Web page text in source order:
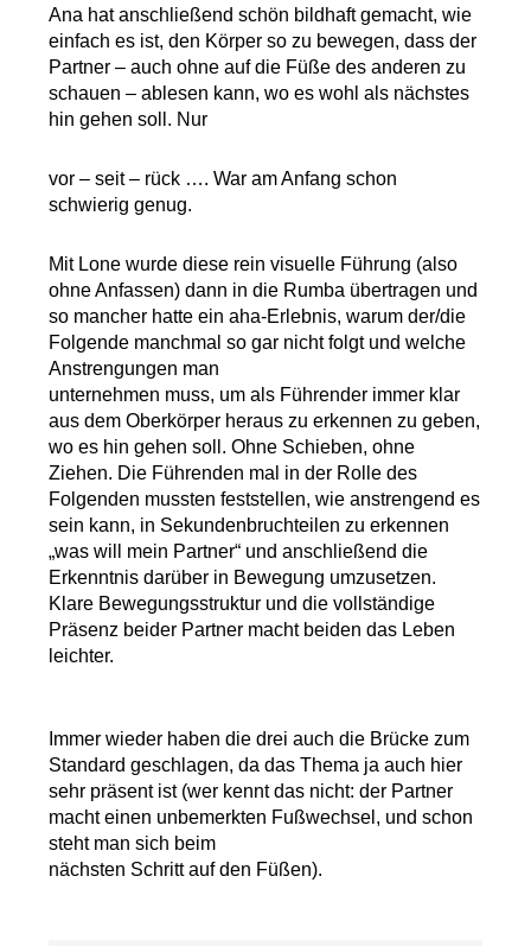
Ana hat anschließend schön bildhaft gemacht, wie
einfach es ist, den Körper so zu bewegen, dass der
Partner – auch ohne auf die Füße des anderen zu
schauen – ablesen kann, wo es wohl als nächstes
hin gehen soll. Nur
vor – seit – rück …. War am Anfang schon
schwierig genug.
Mit Lone wurde diese rein visuelle Führung (also
ohne Anfassen) dann in die Rumba übertragen und
so mancher hatte ein aha-Erlebnis, warum der/die
Folgende manchmal so gar nicht folgt und welche
Anstrengungen man
unternehmen muss, um als Führender immer klar
aus dem Oberkörper heraus zu erkennen zu geben,
wo es hin gehen soll. Ohne Schieben, ohne
Ziehen. Die Führenden mal in der Rolle des
Folgenden mussten feststellen, wie anstrengend es
sein kann, in Sekundenbruchteilen zu erkennen
„was will mein Partner“ und anschließend die
Erkenntnis darüber in Bewegung umzusetzen.
Klare Bewegungsstruktur und die vollständige
Präsenz beider Partner macht beiden das Leben
leichter.
Immer wieder haben die drei auch die Brücke zum
Standard geschlagen, da das Thema ja auch hier
sehr präsent ist (wer kennt das nicht: der Partner
macht einen unbemerkten Fußwechsel, und schon
steht man sich beim
nächsten Schritt auf den Füßen).